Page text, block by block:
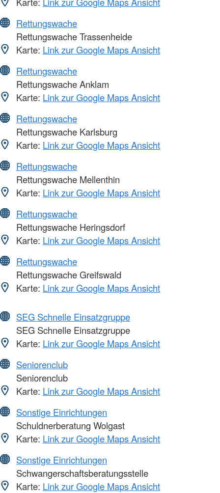
Rettungswache
Rettungswache Trassenheide
Karte: Link zur Google Maps Ansicht
Rettungswache
Rettungswache Anklam
Karte: Link zur Google Maps Ansicht
Rettungswache
Rettungswache Karlsburg
Karte: Link zur Google Maps Ansicht
Rettungswache
Rettungswache Mellenthin
Karte: Link zur Google Maps Ansicht
Rettungswache
Rettungswache Heringsdorf
Karte: Link zur Google Maps Ansicht
Rettungswache
Rettungswache Greifswald
Karte: Link zur Google Maps Ansicht
SEG Schnelle Einsatzgruppe
SEG Schnelle Einsatzgruppe
Karte: Link zur Google Maps Ansicht
Seniorenclub
Seniorenclub
Karte: Link zur Google Maps Ansicht
Sonstige Einrichtungen
Schuldnerberatung Wolgast
Karte: Link zur Google Maps Ansicht
Sonstige Einrichtungen
Schwangerschaftsberatungsstelle
Karte: Link zur Google Maps Ansicht